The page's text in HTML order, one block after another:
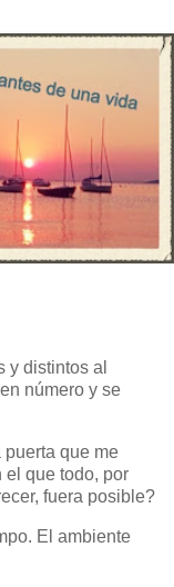
y distintos al
número y se
que me
el que todo, por
fuera posible?
El ambiente